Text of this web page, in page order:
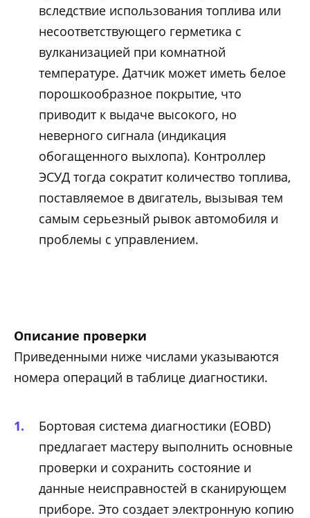
вследствие использования топлива или
несоответствующего герметика с
вулканизацией при комнатной
температуре. Датчик может иметь белое
порошкообразное покрытие, что
приводит к выдаче высокого, но
неверного сигнала (индикация
обогащенного выхлопа). Контроллер
ЭСУД тогда сократит количество топлива,
поставляемое в двигатель, вызывая тем
самым серьезный рывок автомобиля и
проблемы с управлением.
Описание проверки
Приведенными ниже числами указываются
номера операций в таблице диагностики.
Бортовая система диагностики (EOBD)
предлагает мастеру выполнить основные
проверки и сохранить состояние и
данные неисправностей в сканирующем
приборе. Это создает электронную копию